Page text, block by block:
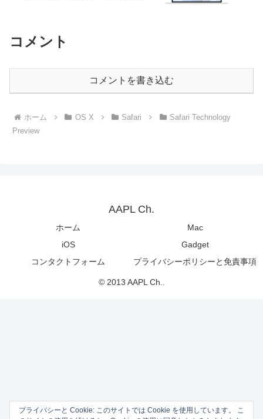
コメント
コメントを書き込む
ホーム OS X Safari
Safari Technology
Preview
AAPL Ch.
ホーム
Mac
iOS
Gadget
コンタクトフォーム
プライバシーポリシーと免責事項
© 2013 AAPL Ch..
プライバシーと Cookie: このサイトでは Cookie を使用しています。 こ